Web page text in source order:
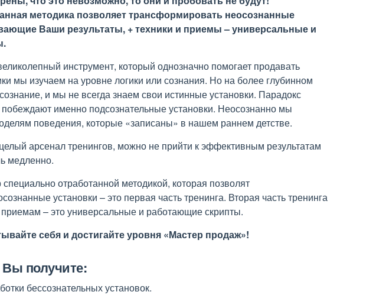
методика позволяет трансформировать неосознанные
Ваши результаты, + техники и приемы – универсальные и
инструмент, который однозначно помогает продавать
мы изучаем на уровне логики или сознания. Но на более глубинном
и мы не всегда знаем свои истинные установки. Парадокс
побеждают именно подсознательные установки. Неосознанно мы
поведения, которые «записаны» в нашем раннем детстве.
арсенал тренингов, можно не прийти к эффективным результатам
медленно.
отработанной методикой, которая позволят
установки – это первая часть тренинга. Вторая часть тренинга
приемам – это универсальные и работающие скрипты.
себя и достигайте уровня «Мастер продаж»!
Вы получите:
бессознательных установок.